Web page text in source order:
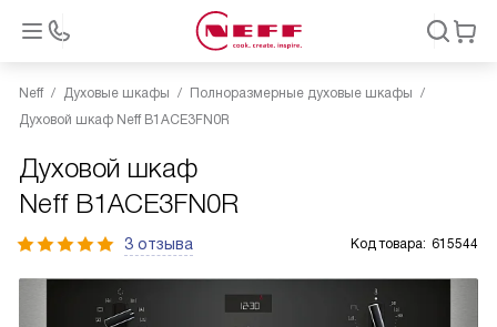
Neff Духовые шкафы
Полноразмерные духовые шкафы
Духовой шкаф Neff B1ACE3FN0R
Духовой шкаф
Neff B1ACE3FN0R
3 отзыва Код товара: 615544